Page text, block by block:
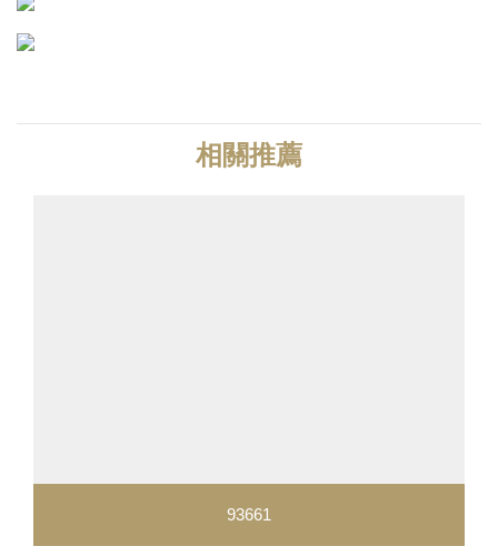
相關推薦
93661